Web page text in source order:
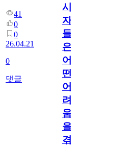
41
0
0
26.04.21
0
댓글
시
자
들
은
어
떤
어
려
움
을
겪